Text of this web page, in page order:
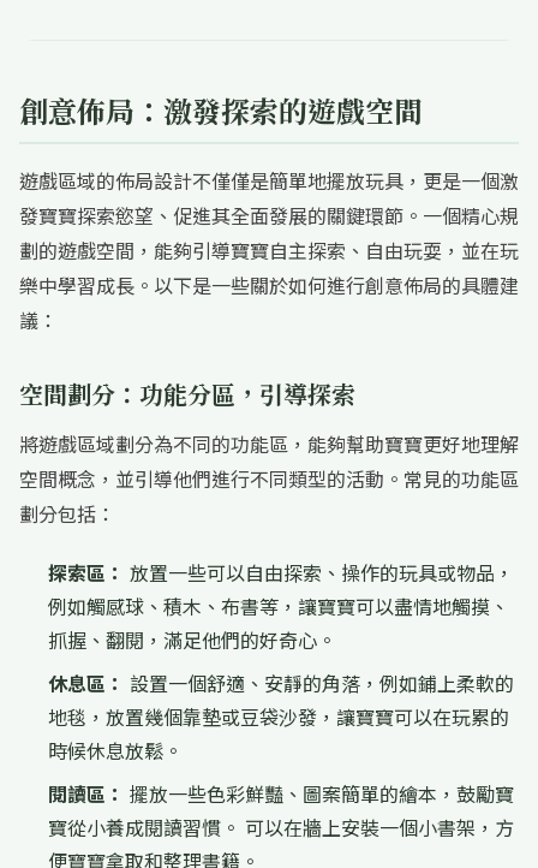
創意佈局：激發探索的遊戲空間
遊戲區域的佈局設計不僅僅是簡單地擺放玩具，更是一個激
發寶寶探索慾望、促進其全面發展的關鍵環節。一個精心規
劃的遊戲空間，能夠引導寶寶自主探索、自由玩耍，並在玩
樂中學習成長。以下是一些關於如何進行創意佈局的具體建
議：
空間劃分：功能分區，引導探索
將遊戲區域劃分為不同的功能區，能夠幫助寶寶更好地理解
空間概念，並引導他們進行不同類型的活動。常見的功能區
劃分包括：
探索區： 放置一些可以自由探索、操作的玩具或物品，
例如觸感球、積木、布書等，讓寶寶可以盡情地觸摸、
抓握、翻閱，滿足他們的好奇心。
休息區： 設置一個舒適、安靜的角落，例如鋪上柔軟的
地毯，放置幾個靠墊或豆袋沙發，讓寶寶可以在玩累的
時候休息放鬆。
閱讀區： 擺放一些色彩鮮豔、圖案簡單的繪本，鼓勵寶
寶從小養成閱讀習慣。 可以在牆上安裝一個小書架，方
便寶寶拿取和整理書籍。